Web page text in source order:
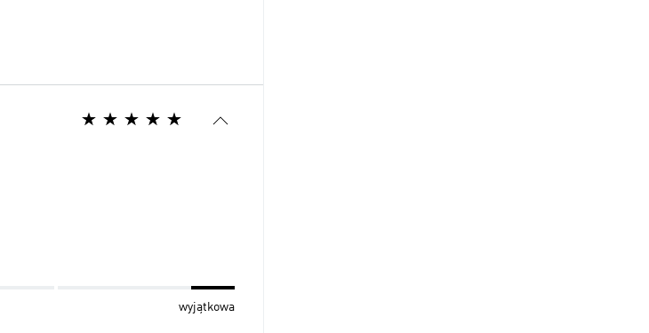
wyjątkowa